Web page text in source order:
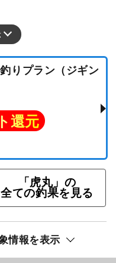
りプラン（ジギン
還元
「虎丸」の
全ての釣果を見る
情報を表示